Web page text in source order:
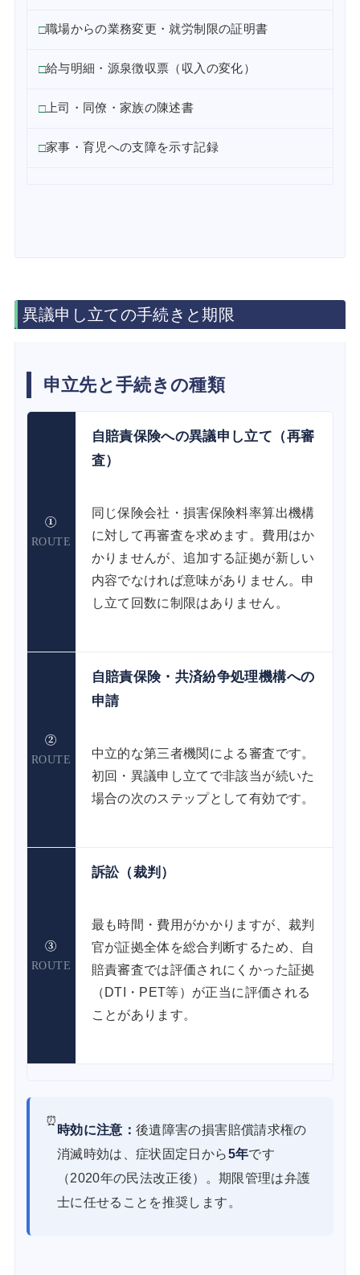
職場からの業務変更・就労制限の証明書
給与明細・源泉徴収票（収入の変化）
上司・同僚・家族の陳述書
家事・育児への支障を示す記録
異議申し立ての手続きと期限
申立先と手続きの種類
①
ROUTE
自賠責保険への異議申し立て（再審
査）
同じ保険会社・損害保険料率算出機構
に対して再審査を求めます。費用はか
かりませんが、追加する証拠が新しい
内容でなければ意味がありません。申
し立て回数に制限はありません。
②
ROUTE
自賠責保険・共済紛争処理機構への
申請
中立的な第三者機関による審査です。
初回・異議申し立てで非該当が続いた
場合の次のステップとして有効です。
③
ROUTE
訴訟（裁判）
最も時間・費用がかかりますが、裁判
官が証拠全体を総合判断するため、自
賠責審査では評価されにくかった証拠
（DTI・PET等）が正当に評価される
ことがあります。
⏰
時効に注意：後遺障害の損害賠償請求権の
消滅時効は、症状固定日から5年です
（2020年の民法改正後）。期限管理は弁護
士に任せることを推奨します。